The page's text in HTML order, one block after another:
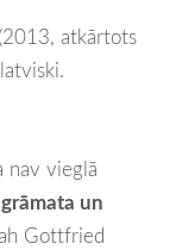
(2013, atkārtots
nav vieglā
un
Gottfried